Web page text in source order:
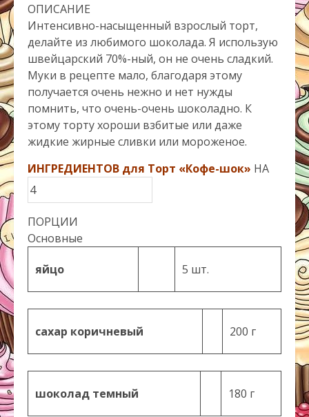
ОПИСАНИЕ
Интенсивно-насыщенный взрослый торт,
делайте из любимого шоколада. Я использую
швейцарский 70%-ный, он не очень сладкий.
Муки в рецепте мало, благодаря этому
получается очень нежно и нет нужды
помнить, что очень-очень шоколадно. К
этому торту хороши взбитые или даже
жидкие жирные сливки или мороженое.
ИНГРЕДИЕНТОВ для Торт «Кофе-шок» НА
ПОРЦИИ
Основные
яйцо 5 шт.
сахар коричневый 200 г
шоколад темный 180 г